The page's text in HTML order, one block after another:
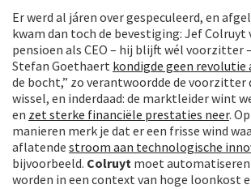
Er werd al járen over gespeculeerd, en
kwam dan toch de bevestiging: Jef
pensioen als CEO – hij blijft wél voorzitter
Stefan Goethaert kondigde geen revolutie
de bocht,” zo verantwoordde de voorzitter
wissel, en inderdaad: de marktleider wint
en zet sterke financiële prestaties neer.
manieren merk je dat er een frisse wind
aflatende stroom aan technologische
bijvoorbeeld. Colruyt moet
worden in een context van hoge loonkost